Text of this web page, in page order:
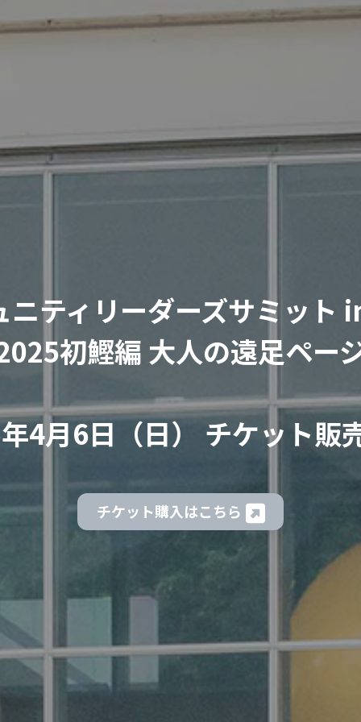
ニティリーダーズサミット
初鰹編 大人の遠足ペー
4月6日（日） チケット販
チケット購入はこちら